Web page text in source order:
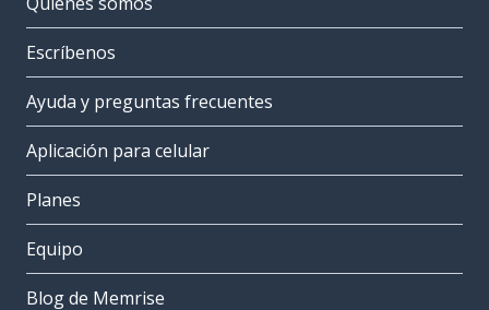
Escríbenos
Ayuda y preguntas frecuentes
Aplicación para celular
Planes
Equipo
Blog de Memrise